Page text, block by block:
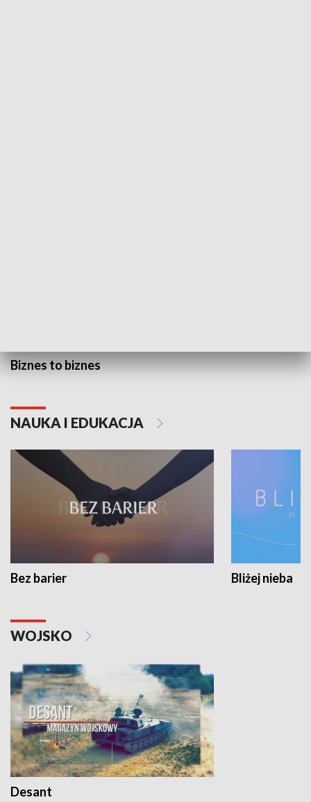
Biznes to biznes
NAUKA I EDUKACJA
Bez barier Bliżej nieba
WOJSKO
Desant